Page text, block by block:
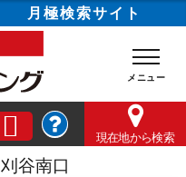
月極検索サイト
現在地から検索
刈谷南口